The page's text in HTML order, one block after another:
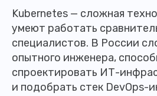
Kubernetes — сложная
умеют работать
специалистов. В России
опытного инженера,
спроектировать ИТ-
и подобрать стек DevOps-